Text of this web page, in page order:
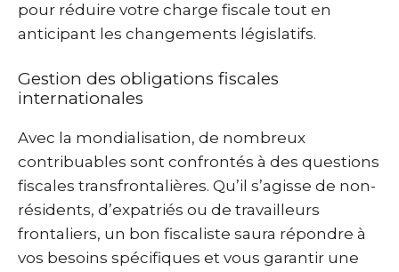
pour réduire votre charge fiscale tout en
anticipant les changements législatifs.
Gestion des obligations fiscales
internationales
Avec la mondialisation, de nombreux
contribuables sont confrontés à des questions
fiscales transfrontalières. Qu’il s’agisse de non-
résidents, d’expatriés ou de travailleurs
frontaliers, un bon fiscaliste saura répondre à
vos besoins spécifiques et vous garantir une